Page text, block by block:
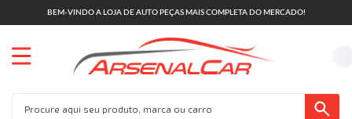
BEM-VINDO A LOJA DE AUTO PEÇAS MAIS COMPLETA DO MERCADO!